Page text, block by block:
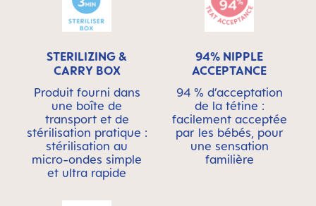
STERILIZING &
CARRY BOX
Produit fourni dans
une boîte de
transport et de
stérilisation pratique :
stérilisation au
micro-ondes simple
et ultra rapide
94% NIPPLE
ACCEPTANCE
94 % d’acceptation
de la tétine :
facilement acceptée
par les bébés, pour
une sensation
familière